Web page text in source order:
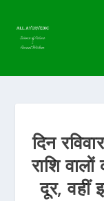
दिन
राशि वालों
दूर, वहीं